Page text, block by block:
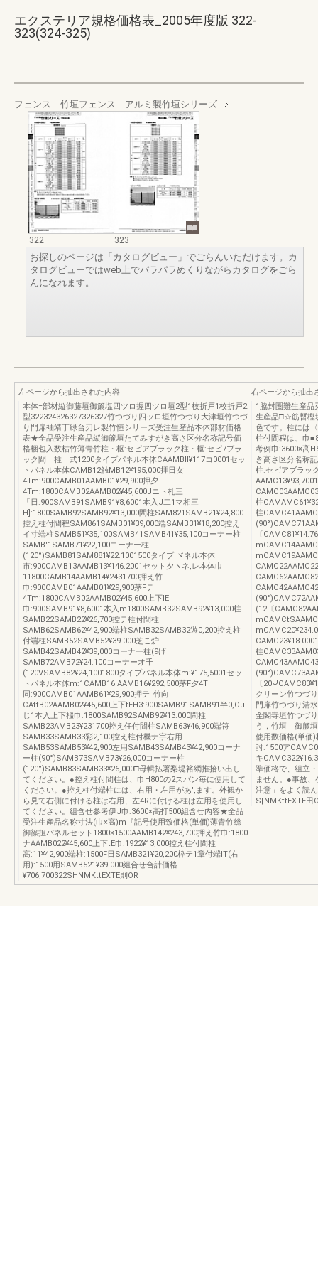
エクステリア規格価格表_2005年度版 322-
323(324-325)
フェンス 竹垣フェンス アルミ製竹垣シリーズ
322
323
お探しのページは「カタログビュー」でごらんいただけます。カ
タログビューではweb上でパラパラめくりながらカタログをごら
んになれます。
左ページから抽出された内容
本体=部材縦御藤垣御簾塩四ツロ握四ツロ垣2型1枝折戸1校折戸2
型322324326327326327竹つづり四ッロ垣竹つづり大津垣竹つづ
り門扉袖靖丁緑台刃レ製竹恒シリーズ受注生産品本体部材価格
表★全品受注生産品縦御簾垣たてみすがき高さ区分名称記号価
格梱包入数枯竹薄青竹柱・枢:セピアブラック柱・枢:セピ7ブラ
ック間 柱 式1200タイプパネル本体CAAMBll¥117コ0001セッ
トパネル本体CAMB12触MB12¥195,000拝日女
4Tm:900CAMB01AAMB01¥29,900押夕
4Tm:1800CAMB02AAMB02¥45,600Jニト札三
「日:900SAMB91SAMB91¥8,6001本入J二1マ相三
H]:1800SAMB92SAMB92¥13,000間柱SAM821SAMB21¥24,800
控え柱付間程SAM861SAMB01¥39,000端SAMB31¥18,200控えlI
イ寸端柱SAMB51¥35,100SAMB41SAMB41¥35,100コーナー柱
SAMB'1SAMB71¥22,100コーナー柱
(120°)SAMB81SAM881¥22.1001500タイプ′ヾネル本体
市:900CAMB13AAMB13¥146.2001セット夕ヽネ,レ本体巾
11800CAMB14AAMB14¥2431700押え竹
巾:900CAMB01AAMB01¥29,900茅Fテ
4Tm:1800CAMB02AAMB02¥45,600上下lE
巾:900SAMB91¥8,6001本入m1800SAMB32SAMB92¥13,000柱
SAMB22SAMB22¥26,700控テ柱付間柱
SAMB62SAMB62¥42,900端柱SAMB32SAMB32遊0,200控え柱
付端柱SAMB52SAMB52¥39.000芝こ炉
SAMB42SAMB42¥39,000コーナー柱(9げ
SAMB72AMB72¥24.100コーナーオ千
(120VSAMB82¥24,1001800タイプパネル本体m:¥175,5001セッ
トパネル本体m:1CAMB16IAAMB16¥292,500茅F夕4T
同:900CAMB01AAMB61¥29,900押テ_竹向
CAttB02AAMB02¥45,600上下tEH3:900SAMB91SAMB91半0,Ou
じ1本入上下橿巾:1800SAMB92SAMB92¥13.000問柱
SAMB23AMB23¥231700控え任付間柱SAMB63¥46,900端符
SAMB33SAMB33彩2,100控え柱付機ナ宇右用
SAMB53SAMB53¥42,900左用SAMB43SAMB43¥42,900コーナ
ー柱(90°)SAMB73SAMB73¥26,000コーナー柱
(120°)SAMB83SAMB33¥26,000□母輯払署梨堤裕網推拾い出し
てください。●控え柱付間柱は、巾H800の2スパン毎に使用して
ください。●控え柱付端柱には、右用・左用があ',ます。外観か
ら見て右側に付ける柱は右用、左4Rに付ける柱は左用を使用し
てください。組含せ参考伊J巾:3600×高打500組含せ内容★全品
受注生産品名称寸法(巾×高)m『記号使用致価格(単価)薄青竹総
御篠担バネルセット1800×1500AAMB142¥243,700押え竹巾:1800
ナAAMB022¥45,600上下tE巾:1922¥13,000控え柱付間柱
高:11¥42,900端柱:1500F日SAMB321¥20,200枠テ1章付端lT(右
用):1500用SAMB521¥39.000組合せ合計価格
¥706,700322SHNMKttEXTE則OR
右ページから抽出
1脇封圏難生産
生産品□☆筋暫樫
色です。柱には
柱付間程は、巾
考例巾:3600×高
き高さ区分名称
柱:セピアブラ
柱
柱
〔
(12〔
柱
〔
クリーン竹つづ
門扉竹つづり清
金閣寺垣竹つづ
う，竹垣 御簾
使用数価格(単価)
討:1500ア
キ
準価格で、組立
ません。●事故
注意」をよく読
S‖NMKttEXTE田